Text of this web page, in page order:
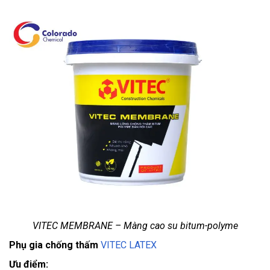
VITEC MEMBRANE – Màng cao su bitum-polyme
Phụ gia chống thấm VITEC LATEX
Ưu điểm: